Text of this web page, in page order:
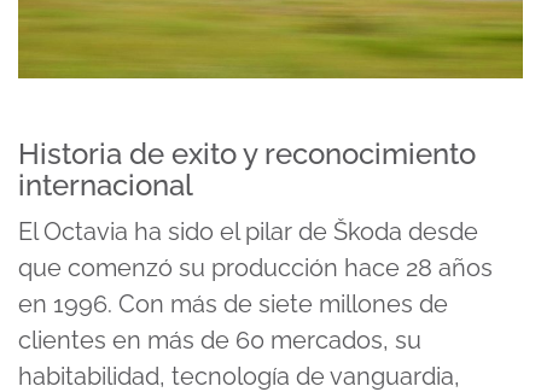
Historia de exito y reconocimiento
internacional
El Octavia ha sido el pilar de Škoda desde
que comenzó su producción hace 28 años
en 1996. Con más de siete millones de
clientes en más de 60 mercados, su
habitabilidad, tecnología de vanguardia,